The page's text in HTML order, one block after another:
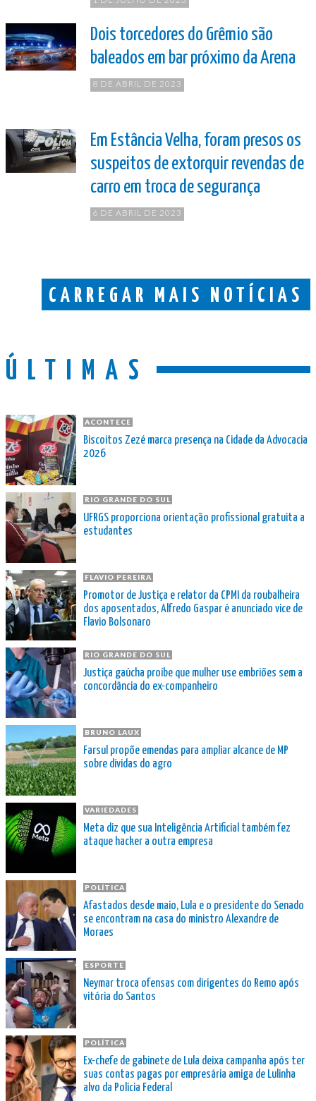
Dois torcedores do Grêmio são
baleados em bar próximo da Arena
8 DE ABRIL DE 2023
Em Estância Velha, foram presos os
suspeitos de extorquir revendas de
carro em troca de segurança
6 DE ABRIL DE 2023
CARREGAR MAIS NOTÍCIAS
ÚLTIMAS
ACONTECE
Biscoitos Zezé marca presença na Cidade da Advocacia
2026
RIO GRANDE DO SUL
UFRGS proporciona orientação profissional gratuita a
estudantes
FLAVIO PEREIRA
Promotor de Justiça e relator da CPMI da roubalheira
dos aposentados, Alfredo Gaspar é anunciado vice de
Flavio Bolsonaro
RIO GRANDE DO SUL
Justiça gaúcha proíbe que mulher use embriões sem a
concordância do ex-companheiro
BRUNO LAUX
Farsul propõe emendas para ampliar alcance de MP
sobre dívidas do agro
VARIEDADES
Meta diz que sua Inteligência Artificial também fez
ataque hacker a outra empresa
POLÍTICA
Afastados desde maio, Lula e o presidente do Senado
se encontram na casa do ministro Alexandre de
Moraes
ESPORTE
Neymar troca ofensas com dirigentes do Remo após
vitória do Santos
POLÍTICA
Ex-chefe de gabinete de Lula deixa campanha após ter
suas contas pagas por empresária amiga de Lulinha
alvo da Polícia Federal